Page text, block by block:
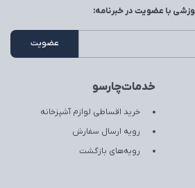
خدمات‌چارسو
خرید اقساطی لوازم آشپزخانه
رویه ارسال سفارش
رویه‌های بازگشت
با عضویت در خبرنامه: